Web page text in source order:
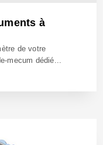
à
de votre
mecum dédié...